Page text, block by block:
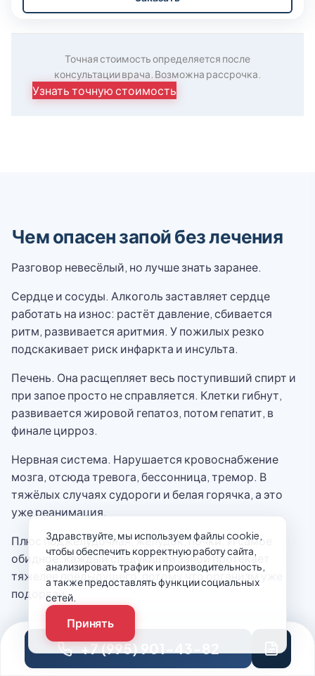
Точная стоимость определяется после
консультации врача. Возможна рассрочка.
Узнать точную стоимость
Чем опасен запой без лечения
Разговор невесёлый, но лучше знать заранее.
Сердце и сосуды. Алкоголь заставляет сердце
работать на износ: растёт давление, сбивается
ритм, развивается аритмия. У пожилых резко
подскакивает риск инфаркта и инсульта.
Печень. Она расщепляет весь поступивший спирт и
при запое просто не справляется. Клетки гибнут,
развивается жировой гепатоз, потом гепатит, в
финале цирроз.
Нервная система. Нарушается кровоснабжение
мозга, отсюда тревога, бессонница, тремор. В
тяжёлых случаях судороги и белая горячка, а это
уже реанимация.
Плюс поджелудочная, желудок, почки. И самое
обидное: каждый следующий запой протекает
тяжелее предыдущего, потому что организм уже
подорван.
Что делать до приезда врача
Пара вещей, которые реально помогут.
+7 (995) 901-43-82
Здравствуйте, мы используем файлы cookie,
чтобы обеспечить корректную работу сайта,
анализировать трафик и производительность,
а также предоставлять функции социальных
сетей.
Принять